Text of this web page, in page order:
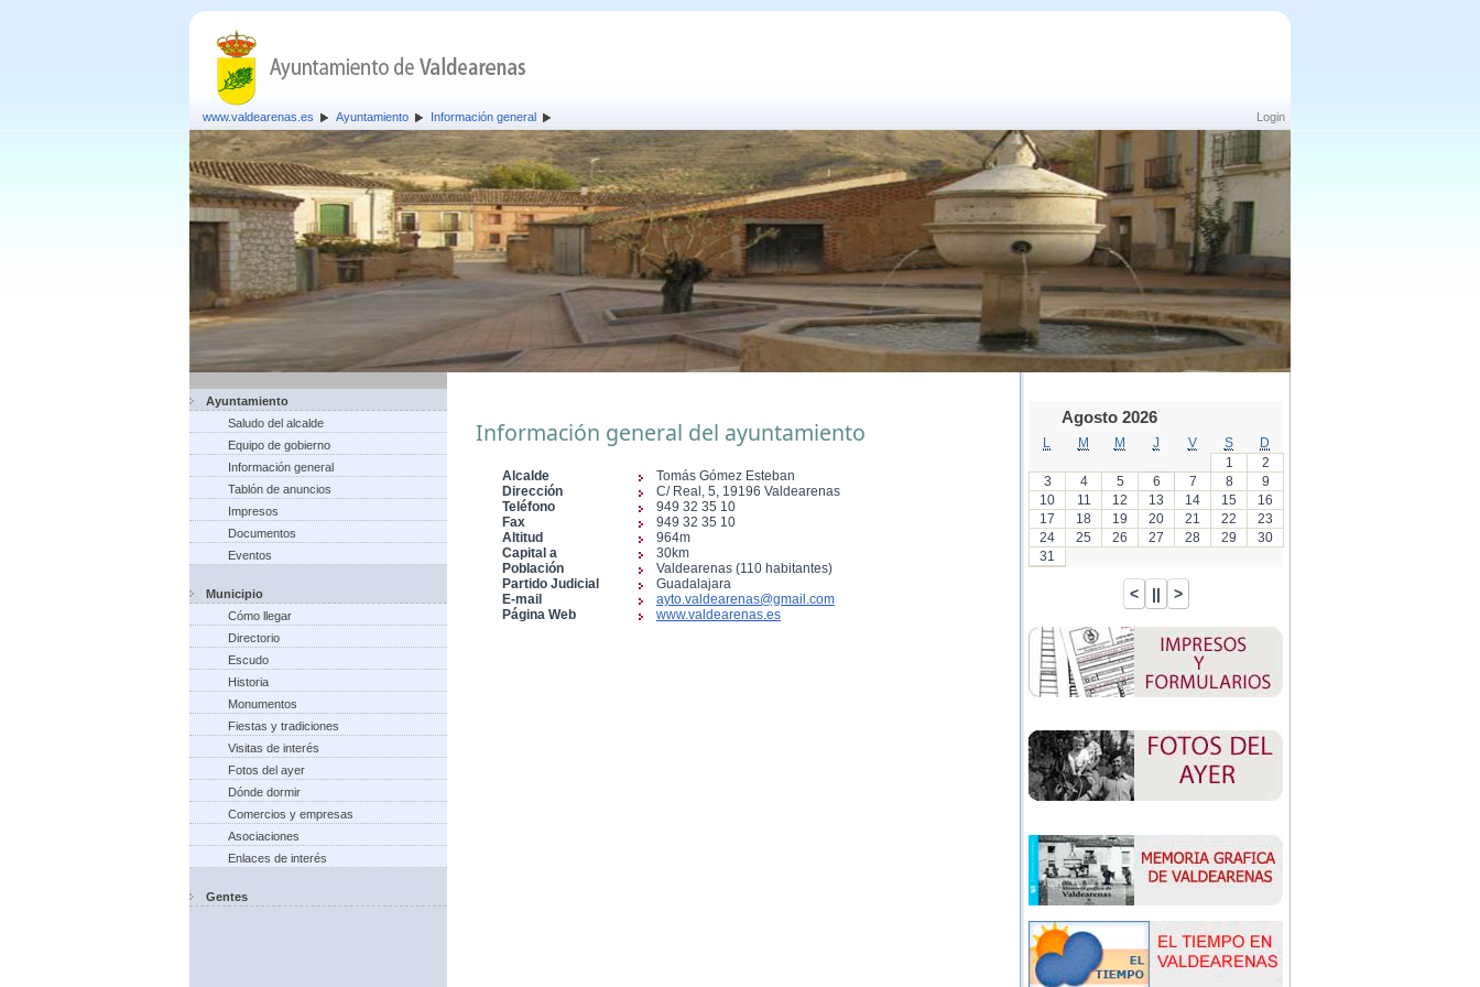
Login
www.valdearenas.es Ayuntamiento Información general
Ayuntamiento
Saludo del alcalde
Equipo de gobierno
Información general
Tablón de anuncios
Impresos
Documentos
Eventos
Municipio
Cómo llegar
Directorio
Escudo
Historia
Monumentos
Fiestas y tradiciones
Visitas de interés
Fotos del ayer
Dónde dormir
Comercios y empresas
Asociaciones
Enlaces de interés
Gentes
Información general del ayuntamiento
Alcalde
Tomás Gómez Esteban
Dirección
C/ Real, 5, 19196 Valdearenas
Teléfono
949 32 35 10
Fax
949 32 35 10
Altitud
964m
Capital a
30km
Población
Valdearenas (110 habitantes)
Partido Judicial
Guadalajara
E-mail
ayto.valdearenas@gmail.com
Página Web
www.valdearenas.es
Agosto 2026
M M J V S
D
1
2
3
4 5 6 7 8
9
10
11 12 13 14 15
16
17
18 19 20 21 22
23
24
25 26 27 28 29
30
31